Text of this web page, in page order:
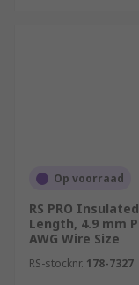
Op voorraad
RS PRO
Length, 4.9 mm
AWG Wire Size
RS-stocknr. 178-7327